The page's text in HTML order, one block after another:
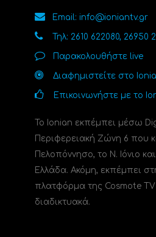
Email: info@ioniantv.gr
Τηλ: 2610 622080, 26950
Παρακολουθήστε live
Διαφημιστείτε στο
Επικοινωνήστε με το
Το Ionian εκπέμπει μέσω
Περιφερειακή Ζώνη 6 που
Πελοπόννησο, το N. Ιόνιο
Ελλάδα. Ακόμη, εκπέμπει
πλατφόρμα της Cosmote
διαδικτυακά.